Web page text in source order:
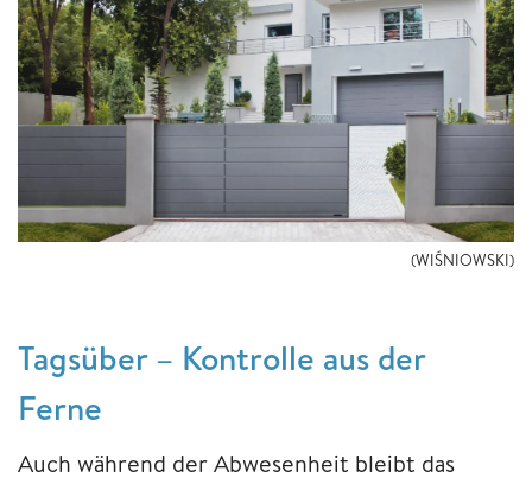
(WIŚNIOWSKI)
Tagsüber – Kontrolle aus der
Ferne
Auch während der Abwesenheit bleibt das